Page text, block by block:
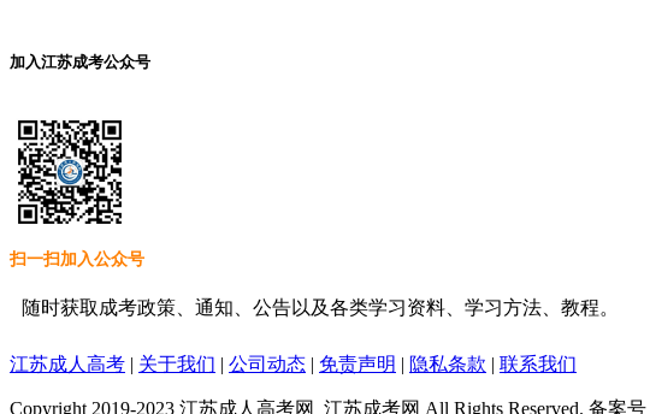
加入江苏成考公众号
扫一扫加入公众号
随时获取成考政策、通知、公告以及各类学习资料、学习方法、教程。
江苏成人高考 | 关于我们 | 公司动态 | 免责声明 | 隐私条款 | 联系我们
Copyright 2019-2023 江苏成人高考网_江苏成考网 All Rights Reserved. 备案号